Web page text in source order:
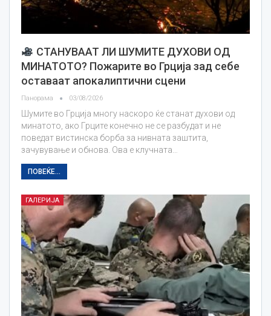
СТАНУВААТ ЛИ ШУМИТЕ ДУХОВИ ОД
МИНАТОТО? Пожарите во Грција зад себе
оставаат апокалиптични сцени
Панорама 03/08/2026
Шумите во Грција многу наскоро ќе станат духови од
минатото, ако Грците конечно не се разбудат и не
поведат вистинска борба за нивната заштита,
зачувување и обнова. Ова е клучната…
ПОВЕЌЕ...
ГАЛЕРИЈА